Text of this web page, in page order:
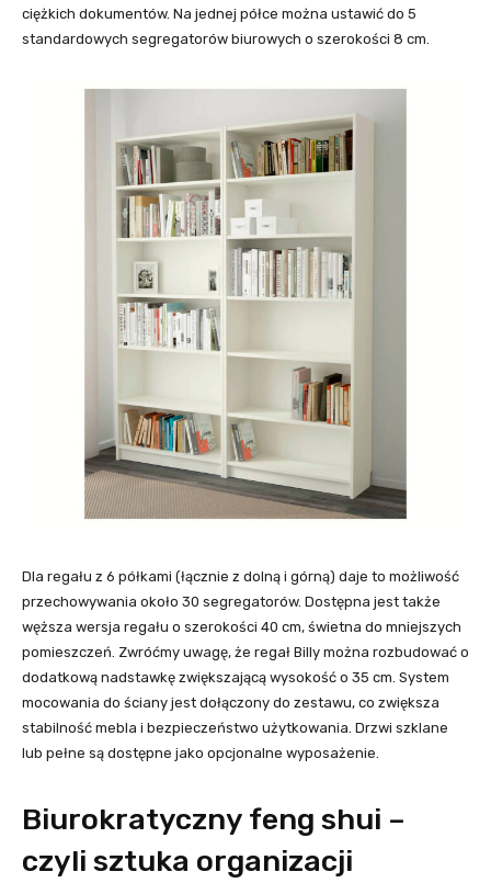
ciężkich dokumentów. Na jednej półce można ustawić do 5
standardowych segregatorów biurowych o szerokości 8 cm.
Dla regału z 6 półkami (łącznie z dolną i górną) daje to możliwość
przechowywania około 30 segregatorów. Dostępna jest także
węższa wersja regału o szerokości 40 cm, świetna do mniejszych
pomieszczeń. Zwróćmy uwagę, że regał Billy można rozbudować o
dodatkową nadstawkę zwiększającą wysokość o 35 cm. System
mocowania do ściany jest dołączony do zestawu, co zwiększa
stabilność mebla i bezpieczeństwo użytkowania. Drzwi szklane
lub pełne są dostępne jako opcjonalne wyposażenie.
Biurokratyczny feng shui –
czyli sztuka organizacji